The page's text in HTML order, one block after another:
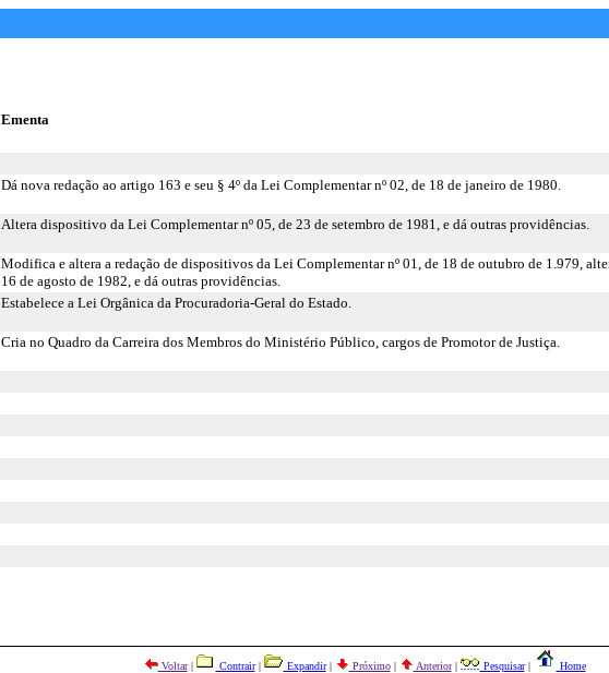
Ementa
Dá nova redação ao artigo 163 e seu § 4º da Lei Complementar nº 02, de 18 de janeiro de 1980.
Altera dispositivo da Lei Complementar nº 05, de 23 de setembro de 1981, e dá outras providências.
Modifica e altera a redação de dispositivos da Lei Complementar nº 01, de 18 de outubro de 1.979,
16 de agosto de 1982, e dá outras providências.
Estabelece a Lei Orgânica da Procuradoria-Geral do Estado.
Cria no Quadro da Carreira dos Membros do Ministério Público, cargos de Promotor de Justiça.
Voltar| Contrair| Expandir| Próximo| Anterior| Pesquisar| Home